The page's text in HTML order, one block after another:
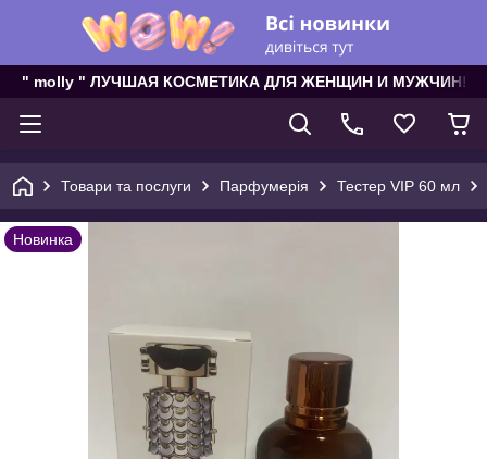
" molly " ЛУЧШАЯ КОСМЕТИКА ДЛЯ ЖЕНЩИН И МУЖЧИН!
Товари та послуги Парфумерія Тестер VIP 60 мл
Новинка